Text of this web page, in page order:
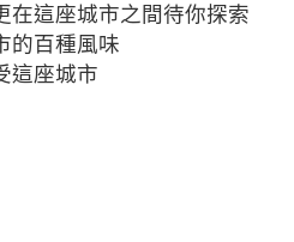
在這座城市之間待你探索
的百種風味
這座城市